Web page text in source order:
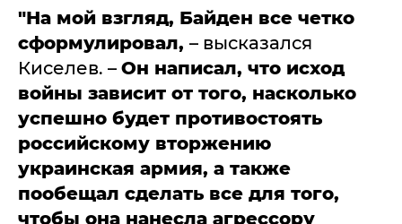
"На мой взгляд, Байден все четко
сформулировал, – высказался
Киселев. – Он написал, что исход
войны зависит от того, насколько
успешно будет противостоять
российскому вторжению
украинская армия, а также
пообещал сделать все для того,
чтобы она нанесла агрессору